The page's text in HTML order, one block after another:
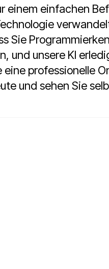
einem einfachen
Sie
und unsere KI
professionelle
und sehen Sie